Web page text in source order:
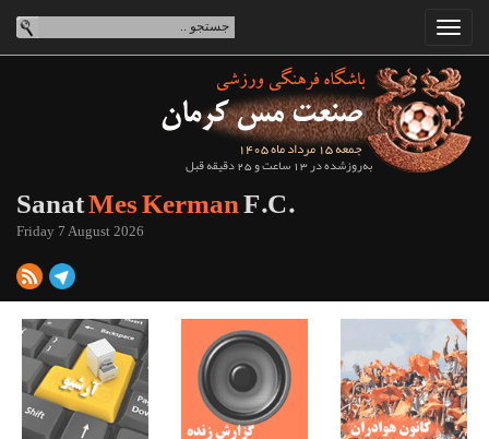
جمعه 15 مرداد ماه 1405
به‌روزشده در 13 ساعت و 25 دقیقه قبل
SanatMes KermanF.C.
Friday 7 August 2026